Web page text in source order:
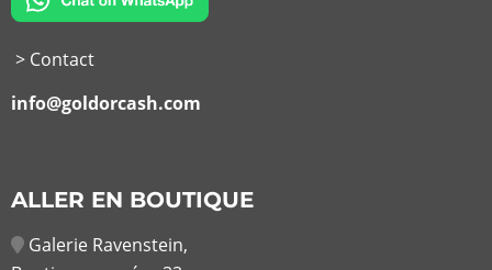
> Contact
info@goldorcash.com
ALLER EN BOUTIQUE
Galerie Ravenstein,